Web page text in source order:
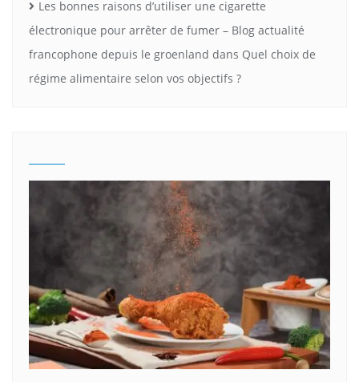
Les bonnes raisons d’utiliser une cigarette
électronique pour arrêter de fumer – Blog actualité
francophone depuis le groenland dans Quel choix de
régime alimentaire selon vos objectifs ?